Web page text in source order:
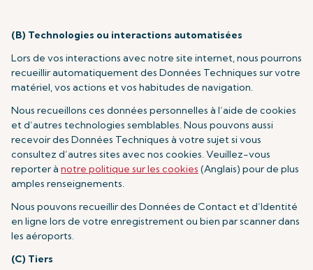
(B) Technologies ou interactions automatisées
Lors de vos interactions avec notre site internet, nous pourrons
recueillir automatiquement des Données Techniques sur votre
matériel, vos actions et vos habitudes de navigation.
Nous recueillons ces données personnelles à l’aide de cookies
et d’autres technologies semblables. Nous pouvons aussi
recevoir des Données Techniques à votre sujet si vous
consultez d’autres sites avec nos cookies. Veuillez-vous
reporter à notre politique sur les cookies (Anglais) pour de plus
amples renseignements.
Nous pouvons recueillir des Données de Contact et d’Identité
en ligne lors de votre enregistrement ou bien par scanner dans
les aéroports.
(C) Tiers